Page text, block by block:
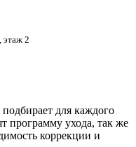
этаж 2
для каждого
программу ухода, так же
коррекции и